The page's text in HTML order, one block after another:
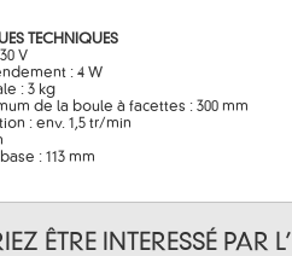
TECHNIQUES
V
: 4 W
: 3 kg
de la boule à facettes : 300 mm
: env. 1,5 tr/min
: 113 mm
ÊTRE INTERESSÉ PAR